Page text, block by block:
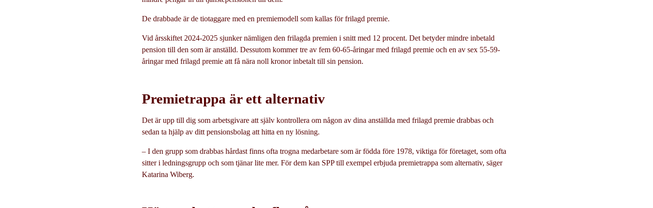
De drabbade är de tiotaggare med en premiemodell som kallas för frilagd premie.
Vid årsskiftet 2024-2025 sjunker nämligen den frilagda premien i snitt med 12 procent. Det betyder mindre inbetald
pension till den som är anställd. Dessutom kommer tre av fem 60-65-åringar med frilagd premie och en av sex 55-59-
åringar med frilagd premie att få nära noll kronor inbetalt till sin pension.
Premietrappa är ett alternativ
Det är upp till dig som arbetsgivare att själv kontrollera om någon av dina anställda med frilagd premie drabbas och
sedan ta hjälp av ditt pensionsbolag att hitta en ny lösning.
– I den grupp som drabbas hårdast finns ofta trogna medarbetare som är födda före 1978, viktiga för företaget, som ofta
sitter i ledningsgrupp och som tjänar lite mer. För dem kan SPP till exempel erbjuda premietrappa som alternativ, säger
Katarina Wiberg.